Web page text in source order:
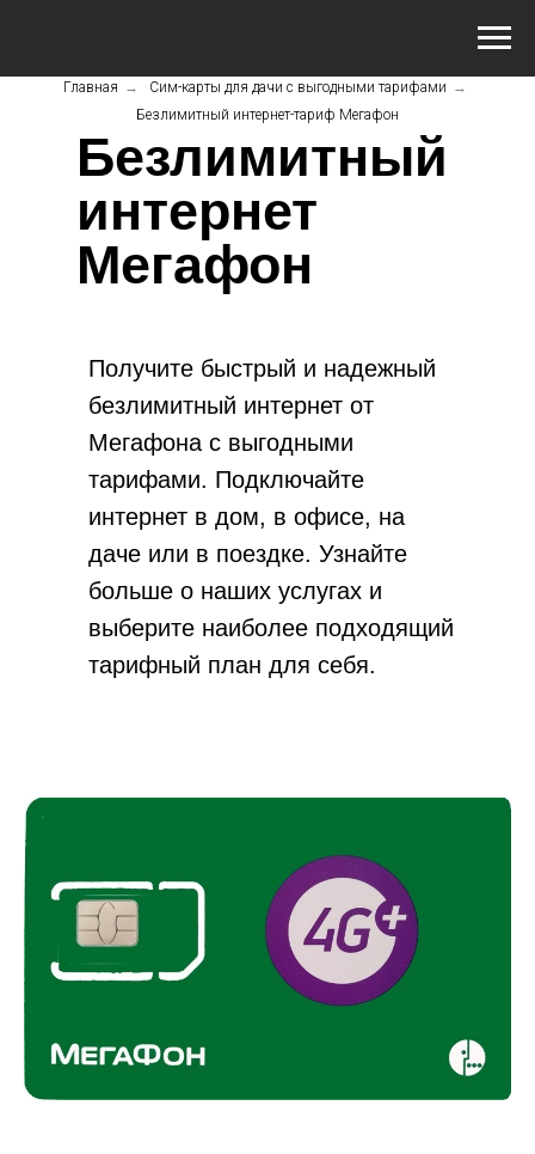
Главная → Сим-карты для дачи с выгодными тарифами →
Безлимитный интернет-тариф Мегафон
Безлимитный
интернет
Мегафон
Получите быстрый и надежный
безлимитный интернет от
Мегафона с выгодными
тарифами. Подключайте
интернет в дом, в офисе, на
даче или в поездке. Узнайте
больше о наших услугах и
выберите наиболее подходящий
тарифный план для себя.